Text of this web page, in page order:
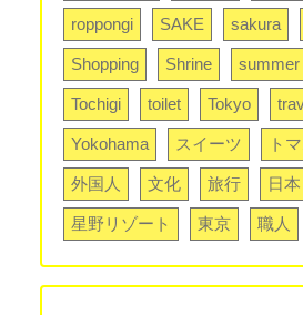
roppongi SAKE sakura
Shopping Shrine summer
Tochigi toilet Tokyo
Yokohama スイーツ ト
外国人 文化 旅行 日本
星野リゾート 東京 職人